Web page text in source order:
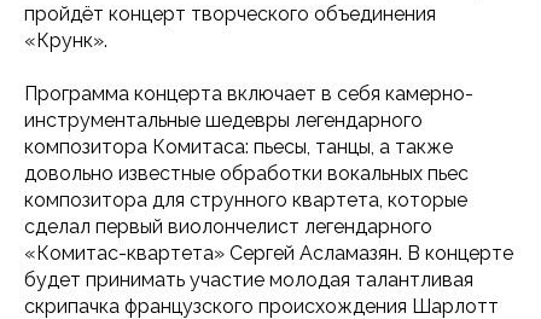
пройдёт концерт творческого объединения
«Крунк».
Программа концерта включает в себя камерно-
инструментальные шедевры легендарного
композитора Комитаса: пьесы, танцы, а также
довольно известные обработки вокальных пьес
композитора для струнного квартета, которые
сделал первый виолончелист легендарного
«Комитас-квартета» Сергей Асламазян. В концерте
будет принимать участие молодая талантливая
скрипачка французского происхождения Шарлотт